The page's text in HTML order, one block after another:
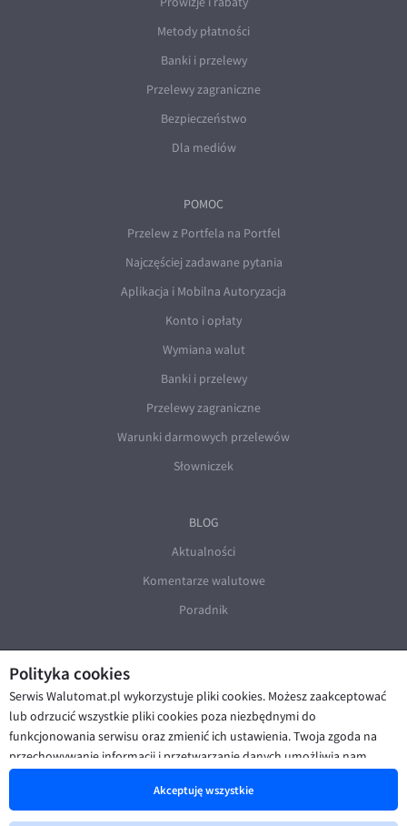
Polityka cookies
Serwis Walutomat.pl wykorzystuje pliki cookies. Możesz zaakceptować
lub odrzucić wszystkie pliki cookies poza niezbędnymi do
funkcjonowania serwisu oraz zmienić ich ustawienia. Twoja zgoda na
przechowywanie informacji i przetwarzanie danych umożliwia nam
poprawę funkcjonalności strony oraz prezentowanie Ci
spersonalizowanych treści i reklam. Więcej informacji znajdziesz w naszej
Akceptuję wszystkie
Metody płatności
Banki i przelewy
Przelewy zagraniczne
Bezpieczeństwo
Dla mediów
POMOC
Przelew z Portfela na Portfel
Najczęściej zadawane pytania
Aplikacja i Mobilna Autoryzacja
Konto i opłaty
Wymiana walut
Banki i przelewy
Przelewy zagraniczne
Warunki darmowych przelewów
Słowniczek
BLOG
Aktualności
Komentarze walutowe
Poradnik
© Walutomat 2026 | Regulaminy
|
Polityka prywatności i cookies | Deklaracja dostępności